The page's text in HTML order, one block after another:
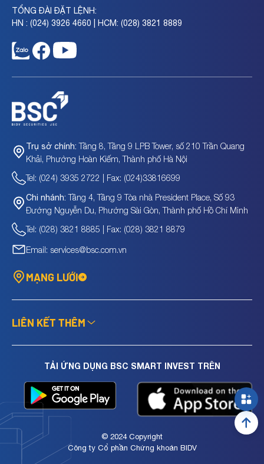
TỔNG ĐÀI ĐẶT LỆNH:
HN : (024) 3926 4660 | HCM: (028) 3821 8889
Trụ sở chính: Tầng 8, Tầng 9 LPB Tower, số 210 Trần Quang
Khải, Phường Hoàn Kiếm, Thành phố Hà Nội
Tel: (024) 3935 2722 | Fax: (024)33816699
Chi nhánh: Tầng 4, Tầng 9 Tòa nhà President Place, Số 93
Đường Nguyễn Du, Phường Sài Gòn, Thành phố Hồ Chí Minh
Tel: (028) 3821 8885 | Fax: (028) 3821 8879
Email: services@bsc.com.vn
MẠNG LƯỚI
LIÊN KẾT THÊM
TẢI ỨNG DỤNG BSC SMART INVEST TRÊN
© 2024 Copyright
Công ty Cổ phần Chứng khoán BIDV